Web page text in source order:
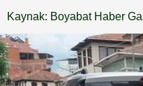
Kaynak: Boyabat Haber